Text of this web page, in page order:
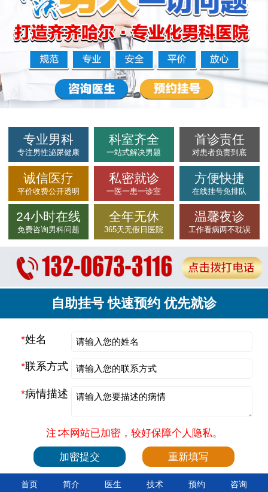
专业男科
专注男性泌尿健康
科室齐全
一站式解决男题
首诊责任
对患者负责到底
诚信医疗
平价收费公开透明
私密就诊
一医一患一诊室
方便快捷
在线挂号免排队
24小时在线
免费咨询男科问题
全年无休
365天无假日医院
温馨夜诊
工作看病两不耽误
自助挂号 快速预约 优先就诊
*姓名
*联系方式
*病情描述
注∶本网站已加密，较好保障个人隐私。
首页 简介 医生 技术 预约 咨询